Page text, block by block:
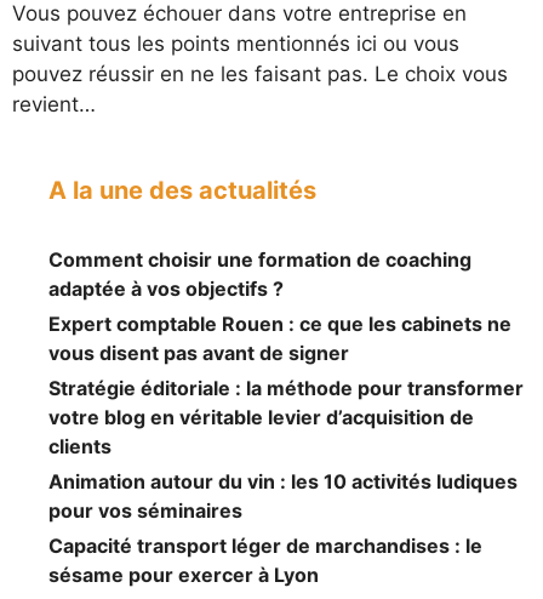
Vous pouvez échouer dans votre entreprise en
suivant tous les points mentionnés ici ou vous
pouvez réussir en ne les faisant pas. Le choix vous
revient…
A la une des actualités
Comment choisir une formation de coaching
adaptée à vos objectifs ?
Expert comptable Rouen : ce que les cabinets ne
vous disent pas avant de signer
Stratégie éditoriale : la méthode pour transformer
votre blog en véritable levier d’acquisition de
clients
Animation autour du vin : les 10 activités ludiques
pour vos séminaires
Capacité transport léger de marchandises : le
sésame pour exercer à Lyon